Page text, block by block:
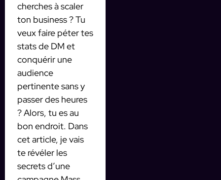
cherches à scaler
ton business ? Tu
veux faire péter tes
stats de DM et
conquérir une
audience
pertinente sans y
passer des heures
? Alors, tu es au
bon endroit. Dans
cet article, je vais
te révéler les
secrets d’une